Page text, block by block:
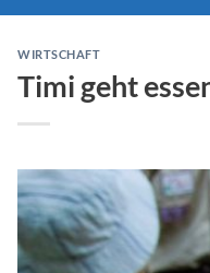
WIRTSCHAFT
Timi geht